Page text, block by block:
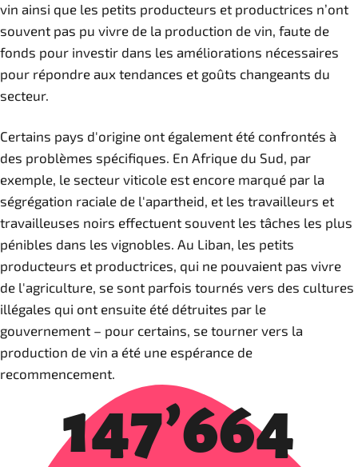
vin ainsi que les petits producteurs et productrices n’ont
souvent pas pu vivre de la production de vin, faute de
fonds pour investir dans les améliorations nécessaires
pour répondre aux tendances et goûts changeants du
secteur.
Certains pays d'origine ont également été confrontés à
des problèmes spécifiques. En Afrique du Sud, par
exemple, le secteur viticole est encore marqué par la
ségrégation raciale de l'apartheid, et les travailleurs et
travailleuses noirs effectuent souvent les tâches les plus
pénibles dans les vignobles. Au Liban, les petits
producteurs et productrices, qui ne pouvaient pas vivre
de l'agriculture, se sont parfois tournés vers des cultures
illégales qui ont ensuite été détruites par le
gouvernement – pour certains, se tourner vers la
production de vin a été une espérance de
recommencement.
147’664